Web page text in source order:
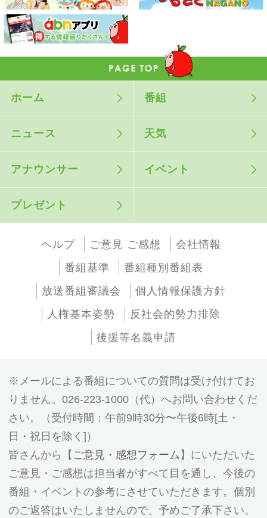
ホーム 番組
ニュース 天気
アナウンサー イベント
プレゼント
ヘルプ ご意見 ご感想
会社情報
番組基準
番組種別番組表
放送番組審議会
個人情報保護方針
人権基本姿勢
反社会的勢力排除
後援等名義申請
メールによる番組についての質問は受け付けてお
りません。026-223-1000（代）へお問い合わせくだ
さい。（受付時間：午前9時30分〜午後6時[土・
日・祝日を除く]）
皆さんから【 ご意見・感想フォーム 】にいただいた
ご意見・ご感想は担当者がすべて目を通し、今後の
番組・イベントの参考にさせていただきます。個別
のご返答はいたしませんので、予めご了承下さい。